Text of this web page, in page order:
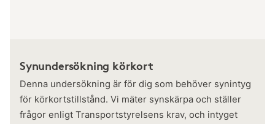
Synundersökning körkort
Denna undersökning är för dig som behöver synintyg
för körkortstillstånd. Vi mäter synskärpa och ställer
frågor enligt Transportstyrelsens krav, och intyget